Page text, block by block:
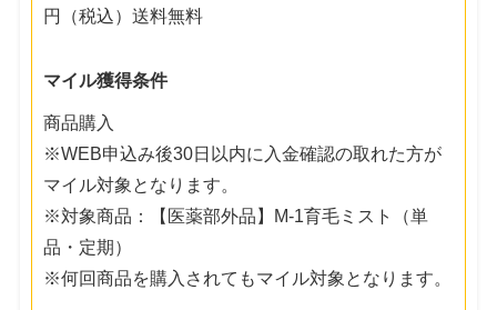
円（税込）送料無料
マイル獲得条件
商品購入
※WEB申込み後30日以内に入金確認の取れた方が
マイル対象となります。
※対象商品：【医薬部外品】M-1育毛ミスト（単
品・定期）
※何回商品を購入されてもマイル対象となります。